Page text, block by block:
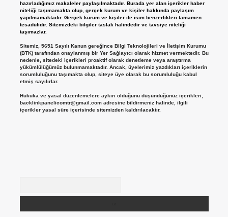
hazırladığımız makaleler paylaşılmaktadır. Burada yer alan içerikler haber
niteliği taşımamakta olup, gerçek kurum ve kişiler hakkında paylaşım
yapılmamaktadır. Gerçek kurum ve kişiler ile isim benzerlikleri tamamen
tesadüfidir. Sitemizdeki bilgiler taslak halindedir ve tavsiye niteliği
taşımazlar.
Sitemiz, 5651 Sayılı Kanun gereğince Bilgi Teknolojileri ve İletişim Kurumu
(BTK) tarafından onaylanmış bir Yer Sağlayıcı olarak hizmet vermektedir. Bu
nedenle, sitedeki içerikleri proaktif olarak denetleme veya araştırma
yükümlülüğümüz bulunmamaktadır. Ancak, üyelerimiz yazdıkları içeriklerin
sorumluluğunu taşımakta olup, siteye üye olarak bu sorumluluğu kabul
etmiş sayılırlar.
Hukuka ve yasal düzenlemelere aykırı olduğunu düşündüğünüz içerikleri,
backlinkpanelicomtr@gmail.comadresine bildirmeniz halinde, ilgili
içerikler yasal süre içerisinde sitemizden kaldırılacaktır.